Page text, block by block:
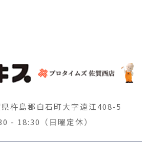
杵島郡白石町大字遠江408-5
- 18:30（日曜定休）